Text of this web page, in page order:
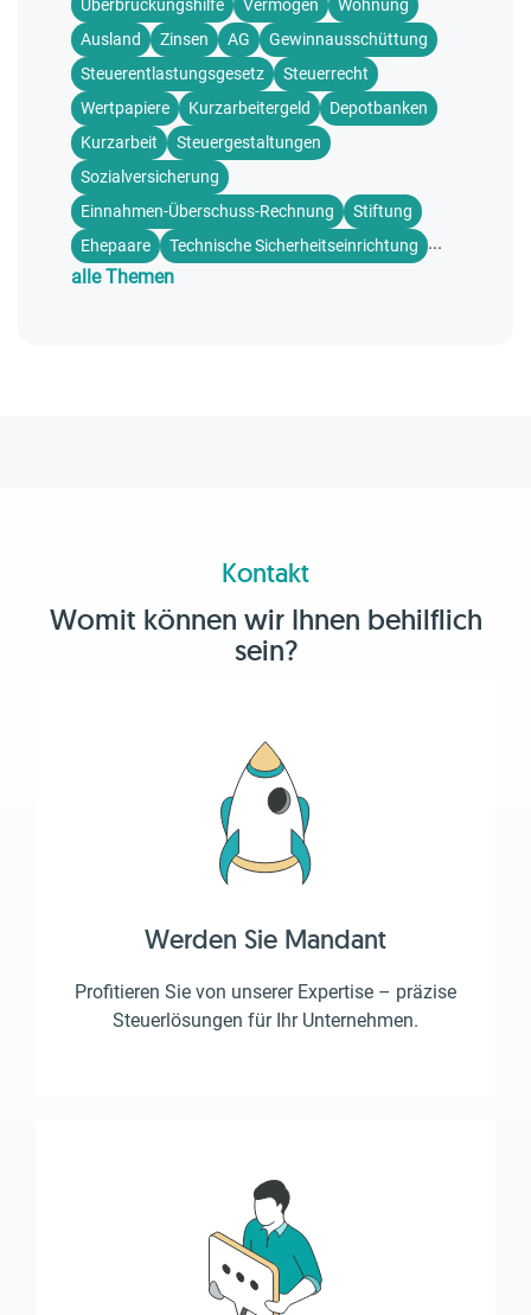
Überbrückungshilfe
Vermögen
Wohnung
Ausland
Zinsen AG
Gewinnausschüttung
Steuerentlastungsgesetz
Steuerrecht
Wertpapiere
Kurzarbeitergeld
Depotbanken
Kurzarbeit
Steuergestaltungen
Sozialversicherung
Einnahmen-Überschuss-Rechnung
Stiftung
Ehepaare
Technische Sicherheitseinrichtung
...
alle Themen
Kontakt
Womit können wir Ihnen behilflich
sein?
Werden Sie Mandant
Profitieren Sie von unserer Expertise – präzise
Steuerlösungen für Ihr Unternehmen.